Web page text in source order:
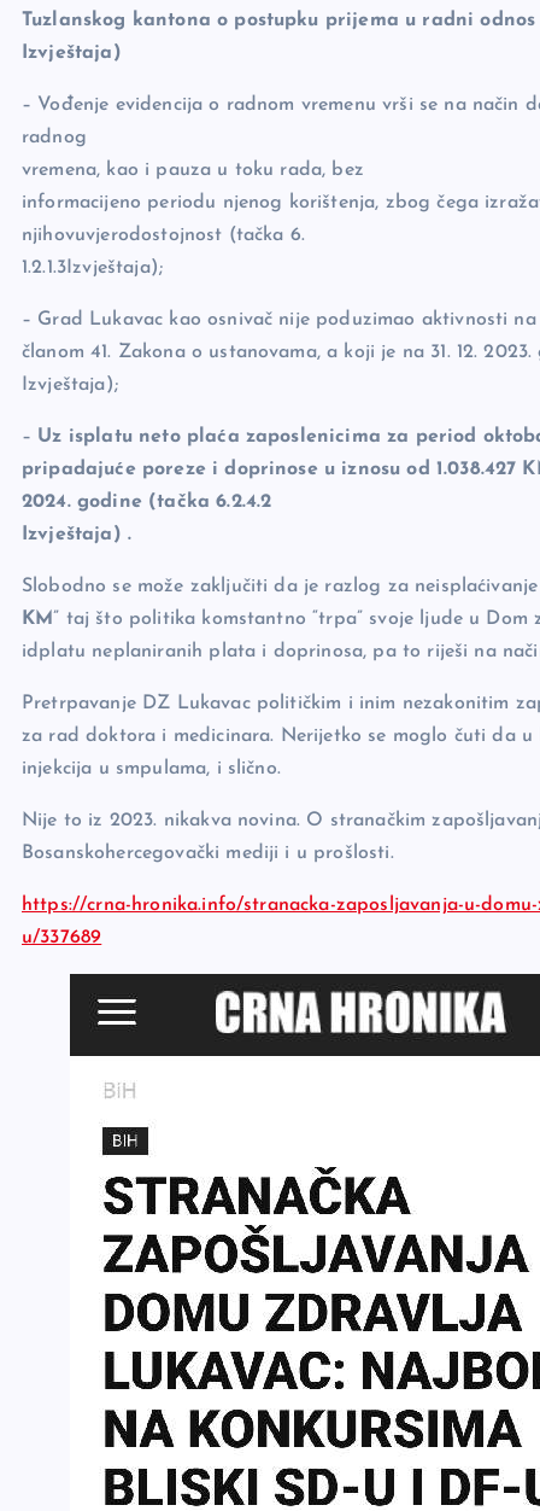
Tuzlanskog kantona o postupku prijema u radni
Izvještaja)
– Vođenje evidencija o radnom vremenu vrši se na
radnog
vremena, kao i pauza u toku rada, bez
informacijeno periodu njenog korištenja, zbog čega
njihovuvjerodostojnost (tačka 6.
1.2.1.3Izvještaja);
– Grad Lukavac kao osnivač nije poduzimao aktivnosti
članom 41. Zakona o ustanovama, a koji je na 31. 12.
Izvještaja);
– Uz isplatu neto plaća zaposlenicima za period
pripadajuće poreze i doprinose u iznosu od 1.038.427
2024. godine (tačka 6.2.4.2
Izvještaja) .
Slobodno se može zaključiti da je razlog za neisplaćivanje
KM” taj što politika komstantno “trpa” svoje ljude u
idplatu neplaniranih plata i doprinosa, pa to riješi na
Pretrpavanje DZ Lukavac političkim i inim nezakonitim
za rad doktora i medicinara. Nerijetko se moglo čuti da
injekcija u smpulama, i slično.
Nije to iz 2023. nikakva novina. O stranačkim
Bosanskohercegovački mediji i u prošlosti.
https://crna-hronika.info/stranacka-zaposljavanja-u-
u/337689